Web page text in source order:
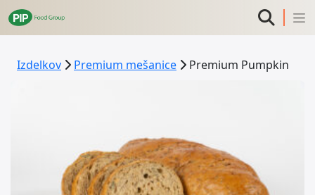
Izdelkov Premium mešanice Premium Pumpkin